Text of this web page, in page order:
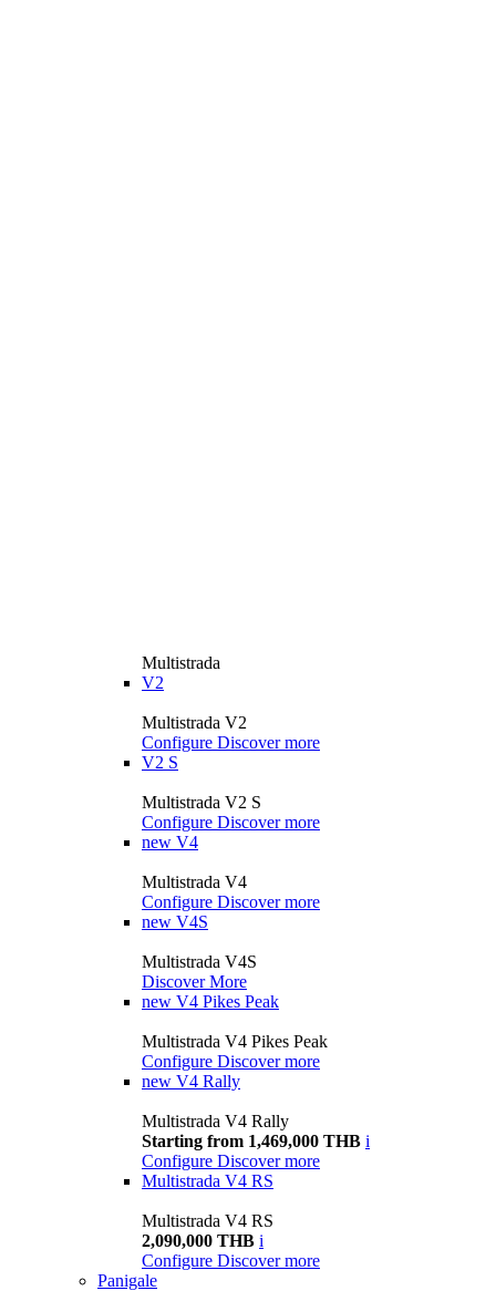
Multistrada
V2
Multistrada V2
Configure Discover more
V2 S
Multistrada V2 S
Configure Discover more
new V4
Multistrada V4
Configure Discover more
new V4S
Multistrada V4S
Discover More
new V4 Pikes Peak
Multistrada V4 Pikes Peak
Configure Discover more
new V4 Rally
Multistrada V4 Rally
Starting from 1,469,000 THB i
Configure Discover more
Multistrada V4 RS
Multistrada V4 RS
2,090,000 THB i
Configure Discover more
Panigale